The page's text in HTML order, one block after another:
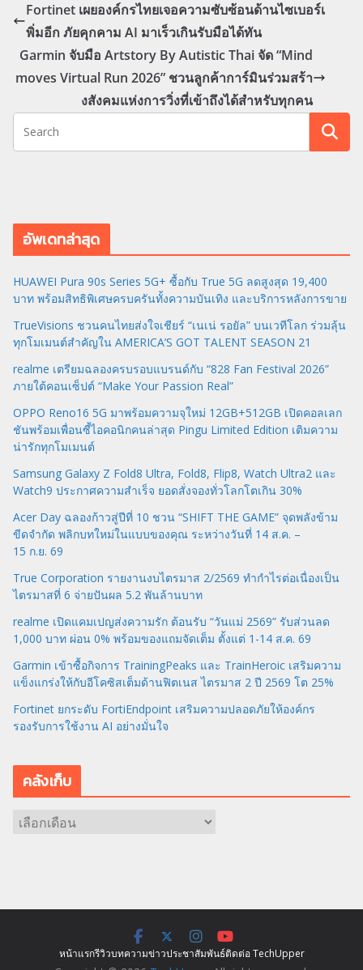
Fortinet เผยองค์กรไทยเจอความซับซ้อนด้านไซเบอร์เ
พิ่มอีก ภัยคุกคาม AI มาเร็วเกินรับมือได้ทัน
Garmin จับมือ Artstory By Autistic Thai จัด “Mind
moves Virtual Run 2026” ชวนลูกค้าการ์มินร่วมสร้า
งสังคมแห่งการวิ่งที่เข้าถึงได้สำหรับทุกคน
อัพเดทล่าสุด
HUAWEI Pura 90s Series 5G+ ซื้อกับ True 5G ลดสูงสุด 19,400
บาท พร้อมสิทธิพิเศษครบครันทั้งความบันเทิง และบริการหลังการขาย
TrueVisions ชวนคนไทยส่งใจเชียร์ “เนเน่ รอยัล” บนเวทีโลก ร่วมลุ้น
ทุกโมเมนต์สำคัญใน AMERICA’S GOT TALENT SEASON 21
realme เตรียมฉลองครบรอบแบรนด์กับ “828 Fan Festival 2026”
ภายใต้คอนเซ็ปต์ “Make Your Passion Real”
OPPO Reno16 5G มาพร้อมความจุใหม่ 12GB+512GB เปิดคอลเลก
ชันพร้อมเพื่อนซี้ไอคอนิกคนล่าสุด Pingu Limited Edition เติมความ
น่ารักทุกโมเมนต์
Samsung Galaxy Z Fold8 Ultra, Fold8, Flip8, Watch Ultra2 และ
Watch9 ประกาศความสำเร็จ ยอดสั่งจองทั่วโลกโตเกิน 30%
Acer Day ฉลองก้าวสู่ปีที่ 10 ชวน “SHIFT THE GAME” จุดพลังข้าม
ขีดจำกัด พลิกบทใหม่ในแบบของคุณ ระหว่างวันที่ 14 ส.ค. –
15 ก.ย. 69
True Corporation รายงานงบไตรมาส 2/2569 ทำกำไรต่อเนื่องเป็น
ไตรมาสที่ 6 จ่ายปันผล 5.2 พันล้านบาท
realme เปิดแคมเปญส่งความรัก ต้อนรับ “วันแม่ 2569” รับส่วนลด
1,000 บาท ผ่อน 0% พร้อมของแถมจัดเต็ม ตั้งแต่ 1-14 ส.ค. 69
Garmin เข้าซื้อกิจการ TrainingPeaks และ TrainHeroic เสริมความ
แข็งแกร่งให้กับอีโคซิสเต็มด้านฟิตเนส ไตรมาส 2 ปี 2569 โต 25%
Fortinet ยกระดับ FortiEndpoint เสริมความปลอดภัยให้องค์กร
รองรับการใช้งาน AI อย่างมั่นใจ
คลังเก็บ
หน้าแรกรีวิวบทความข่าวประชาสัมพันธ์ติดต่อ TechUpper